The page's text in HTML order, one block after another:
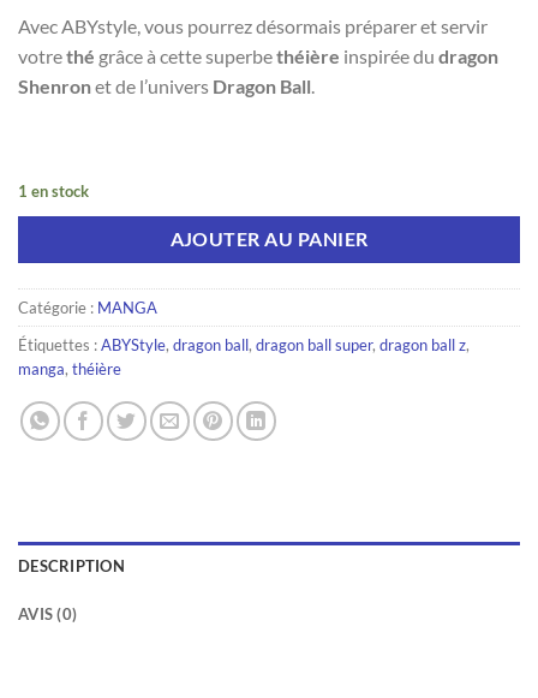
Avec ABYstyle, vous pourrez désormais préparer et servir
votrethé grâce à cette superbethéière inspirée du dragon
Shenronet de l’univers Dragon Ball.
1 en stock
AJOUTER AU PANIER
Catégorie : MANGA
Étiquettes :ABYStyle, dragon ball, dragon ball super, dragon ball z,
manga, théière
DESCRIPTION
AVIS (0)